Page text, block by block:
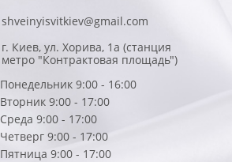
shveinyisvitkiev@gmail.com
г. Киев, ул. Хорива, 1а (станция
метро "Контрактовая площадь")
Понедельник 9:00 - 16:00
Вторник 9:00 - 17:00
Среда 9:00 - 17:00
Четверг 9:00 - 17:00
Пятница 9:00 - 17:00